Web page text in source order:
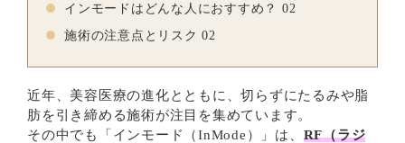
インモードはどんな人におすすめ？ 02
施術の注意点とリスク 02
近年、美容医療の進化とともに、切らずにたるみや脂
肪を引き締める施術が注目を集めています。
その中でも「インモード（InMode）」は、 RF（ラジ